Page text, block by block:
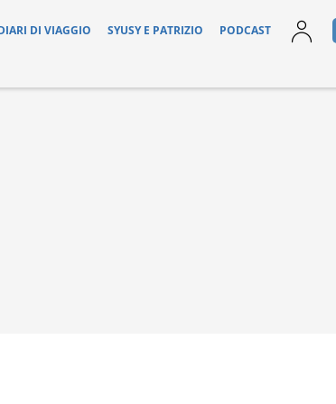
DI VIAGGIO SYUSY E PATRIZIO PODCAST